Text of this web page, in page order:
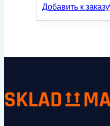
Добавить к заказу